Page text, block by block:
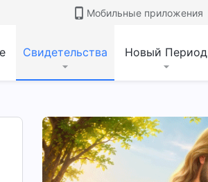
Мобильные приложения
Свидетельства Новый Период